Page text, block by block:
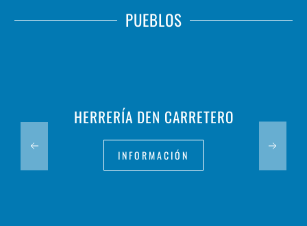
PUEBLOS
HERRERÍA DEN CARRETERO
INFORMACIÓN